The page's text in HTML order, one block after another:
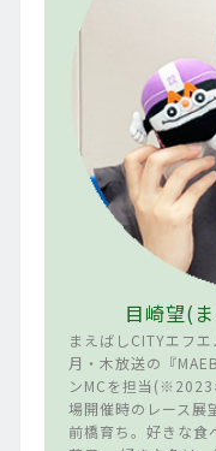
目崎望(
まえばしCITYエフ
月・木放送の『
ンMCを担当(※2023
場開催時のレース展
前橋育ち。好きな食